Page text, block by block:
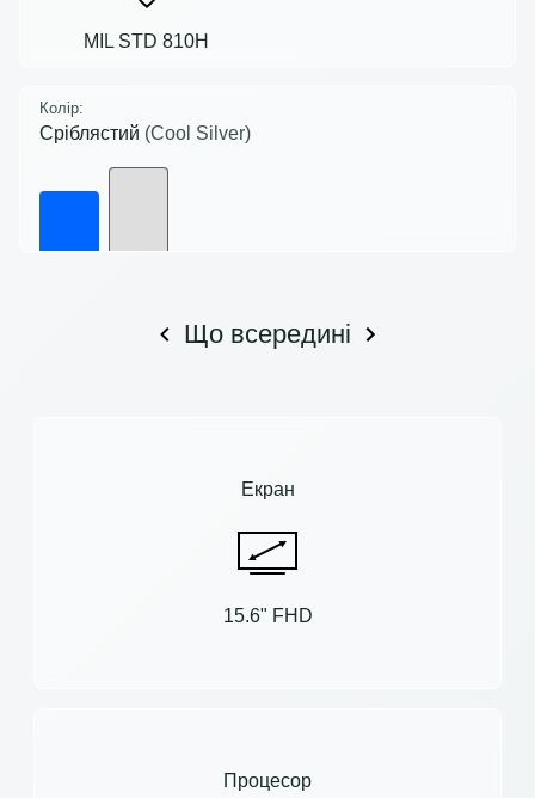
MIL STD 810H
Колір:
Сріблястий (Cool Silver)
Що всередині
Екран
15.6" FHD
Процесор